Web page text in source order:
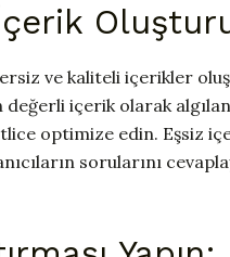
ve kaliteli içerikler
içerik olarak
optimize edin. Eşsiz
sorularını